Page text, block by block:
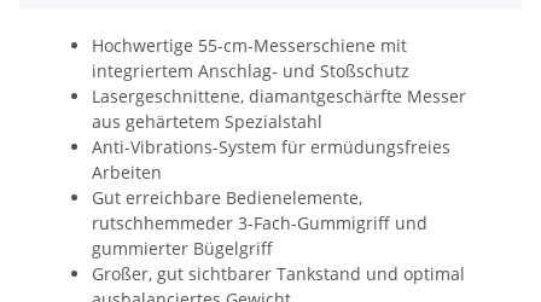
Hochwertige 55-cm-Messerschiene mit
integriertem Anschlag- und Stoßschutz
Lasergeschnittene, diamantgeschärfte Messer
aus gehärtetem Spezialstahl
Anti-Vibrations-System für ermüdungsfreies
Arbeiten
Gut erreichbare Bedienelemente,
rutschhemmeder 3-Fach-Gummigriff und
gummierter Bügelgriff
Großer, gut sichtbarer Tankstand und optimal